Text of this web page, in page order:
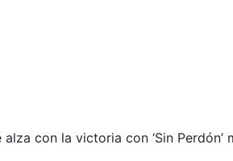
con la victoria con ‘Sin